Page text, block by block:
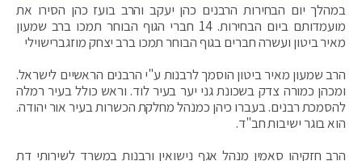
במהלך יום הבחירות הרבנים כהן יעקב והרב בועז כהן הסירו את
מועמדותם ביום הבחירות. 14 חברי הגוף הבוחר תמכו ברב שמעון
מאיר ביטון ועשרה חברים בגוף הבוחר תמכו ברב יצחק מוזגברישוילי
הרב שמעון מאיר ביטון הוסמך לרבנות ע"י הרבנים הראשיים לישראל.
ומכהן כמורה צדק בשכונת גני יער בעיר לוד. וראש כולל בעיר רמלה
להסמכת רבנים. בעברו כיהן כמנהל מחלקת הכשרות בעיר אור יהודה.
הוא בוגר ישיבות חב"ד.
הרב חזקיהו סאמין מנהל אגף נישואין ורבנות במשרד לשירותי דת